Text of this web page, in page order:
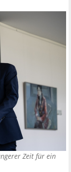
Zeit für ein